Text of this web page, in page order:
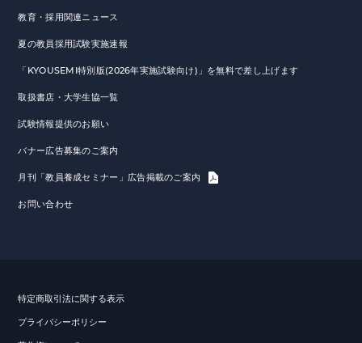
教育・採用関連ニュース
夏の教員採用試験実施速報
「KYOUSEMI特別版(2026年実施試験向け)」を無料で差し上げます
取扱書店・大学生協一覧
試験情報提供のお願い
バナー広告募集のご案内
月刊「教員養成セミナー」広告掲載のご案内
お問い合わせ
特定商取引法に関する表示
プライバシーポリシー